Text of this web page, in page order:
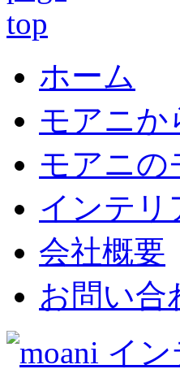
ホーム
モアニか
モアニの
インテリ
会社概要
お問い合